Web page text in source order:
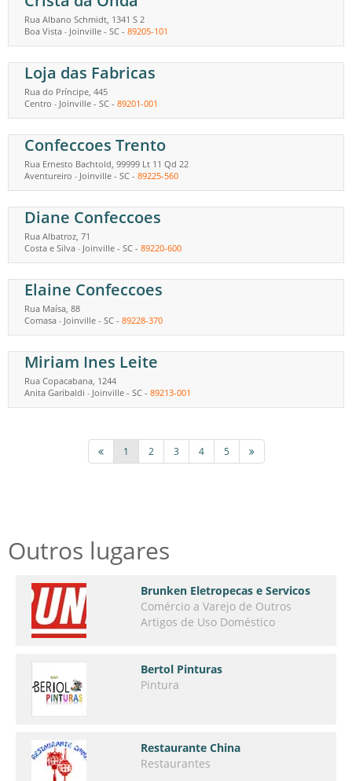
Rua Albano Schmidt, 1341 S 2
Boa Vista - Joinville - SC - 89205-101
Loja das Fabricas
Rua do Príncipe, 445
Centro - Joinville - SC - 89201-001
Confeccoes Trento
Rua Ernesto Bachtold, 99999 Lt 11 Qd 22
Aventureiro - Joinville - SC - 89225-560
Diane Confeccoes
Rua Albatroz, 71
Costa e Silva - Joinville - SC - 89220-600
Elaine Confeccoes
Rua Maísa, 88
Comasa - Joinville - SC - 89228-370
Miriam Ines Leite
Rua Copacabana, 1244
Anita Garibaldi - Joinville - SC - 89213-001
1 2 3 4 5
Outros lugares
Brunken Eletropecas e Servicos
Comércio a Varejo de Outros
Artigos de Uso Doméstico
Bertol Pinturas
Pintura
Restaurante China
Restaurantes